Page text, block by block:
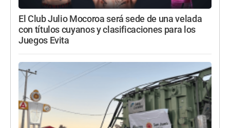
El Club Julio Mocoroa será sede de una velada
con títulos cuyanos y clasificaciones para los
Juegos Evita